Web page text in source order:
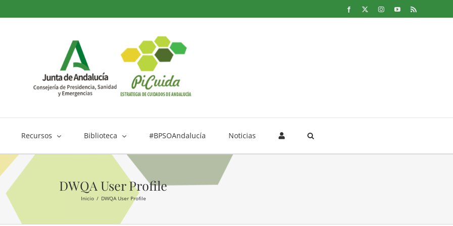
Facebook InstagramYouTubeRss
Recursos Biblioteca #BPSOAndalucía Noticias
DWQA User Profile
Inicio DWQA User Profile